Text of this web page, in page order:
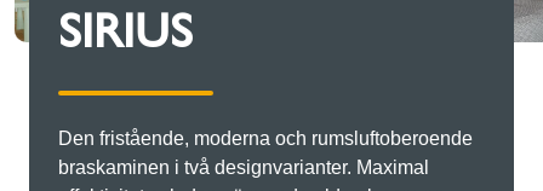
SIRIUS
Den fristående, moderna och rumsluftoberoende
braskaminen i två designvarianter. Maximal